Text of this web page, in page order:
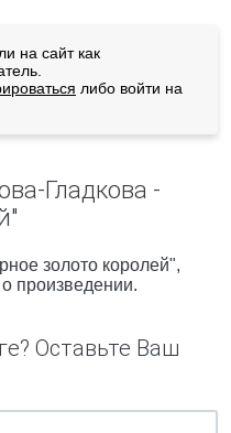
на сайт как
либо войти на
Гладкова -
золото королей",
произведении.
Оставьте Ваш